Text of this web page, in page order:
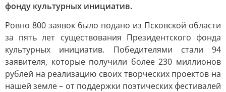
фонду культурных инициатив.
Ровно 800 заявок было подано из Псковской области
за пять лет существования Президентского фонда
культурных инициатив. Победителями стали 94
заявителя, которые получили более 230 миллионов
рублей на реализацию своих творческих проектов на
нашей земле – от поддержки поэтических фестивалей